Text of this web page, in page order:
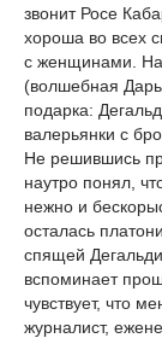
звонит Росе
хороша во всех
c женщинами.
(волшебная
подарка:
валерьянки с
Не решившись
наутро понял,
нежно и
осталась
спящей
вспоминает
чувствует, что
журналист,